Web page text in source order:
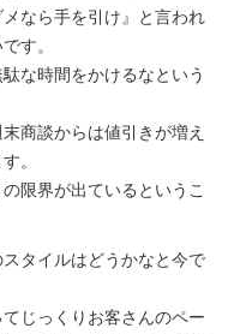
メなら手を引け』と言われ
す。
な時間をかけるなという
商談からは値引きが増え
。
限界が出ているというこ
タイルはどうかなと今で
じっくりお客さんのペー